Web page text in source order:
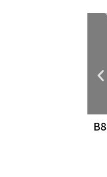
B8